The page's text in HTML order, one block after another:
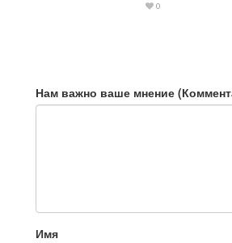
0
Нам важно ваше мнение
Имя